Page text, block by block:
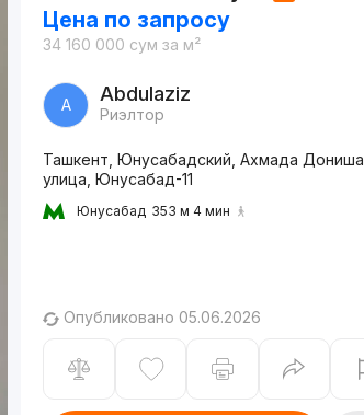
Цена по запросу
34 160 000 сум за м²
A Abdulaziz
Риэлтор
Ташкент, Юнусабадский, Ахмада Дониша
улица, Юнусабад-11
Юнусабад 353 м 4 мин
Опубликовано 05.06.2026